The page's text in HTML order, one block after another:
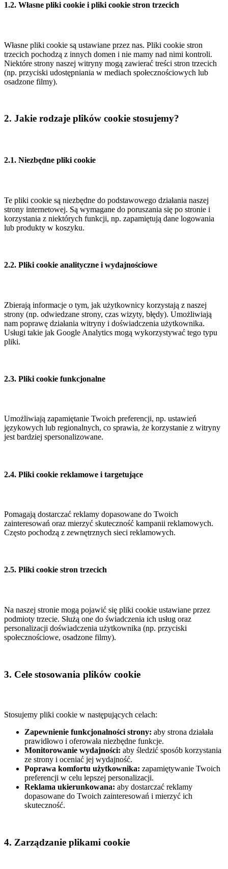
1.2. Własne pliki cookie i pliki cookie stron trzecich
Własne pliki cookie są ustawiane przez nas. Pliki cookie stron
trzecich pochodzą z innych domen i nie mamy nad nimi kontroli.
Niektóre strony naszej witryny mogą zawierać treści stron trzecich
(np. przyciski udostępniania w mediach społecznościowych lub
osadzone filmy).
2. Jakie rodzaje plików cookie stosujemy?
2.1. Niezbędne pliki cookie
Te pliki cookie są niezbędne do podstawowego działania naszej
strony internetowej. Są wymagane do poruszania się po stronie i
korzystania z niektórych funkcji, np. zapamiętują dane logowania
lub produkty w koszyku.
2.2. Pliki cookie analityczne i wydajnościowe
Zbierają informacje o tym, jak użytkownicy korzystają z naszej
strony (np. odwiedzane strony, czas wizyty, błędy). Umożliwiają
nam poprawę działania witryny i doświadczenia użytkownika.
Usługi takie jak Google Analytics mogą wykorzystywać tego typu
pliki.
2.3. Pliki cookie funkcjonalne
Umożliwiają zapamiętanie Twoich preferencji, np. ustawień
językowych lub regionalnych, co sprawia, że korzystanie z witryny
jest bardziej spersonalizowane.
2.4. Pliki cookie reklamowe i targetujące
Pomagają dostarczać reklamy dopasowane do Twoich
zainteresowań oraz mierzyć skuteczność kampanii reklamowych.
Często pochodzą z zewnętrznych sieci reklamowych.
2.5. Pliki cookie stron trzecich
Na naszej stronie mogą pojawić się pliki cookie ustawiane przez
podmioty trzecie. Służą one do świadczenia ich usług oraz
personalizacji doświadczenia użytkownika (np. przyciski
społecznościowe, osadzone filmy).
3. Cele stosowania plików cookie
Stosujemy pliki cookie w następujących celach:
Zapewnienie funkcjonalności strony: aby strona działała
prawidłowo i oferowała niezbędne funkcje.
Monitorowanie wydajności: aby śledzić sposób korzystania
ze strony i oceniać jej wydajność.
Poprawa komfortu użytkownika: zapamiętywanie Twoich
preferencji w celu lepszej personalizacji.
Reklama ukierunkowana: aby dostarczać reklamy
dopasowane do Twoich zainteresowań i mierzyć ich
skuteczność.
4. Zarządzanie plikami cookie